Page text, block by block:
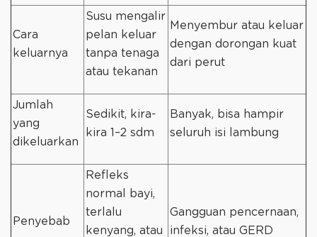
Cara
keluarnya
Susu mengalir
pelan keluar
tanpa tenaga
atau tekanan
Menyembur atau keluar
dengan dorongan kuat
dari perut
Jumlah
yang
dikeluarkan
Sedikit, kira-
kira 1–2 sdm
Banyak, bisa hampir
seluruh isi lambung
Penyebab
Refleks
normal bayi,
terlalu
kenyang, atau
Gangguan pencernaan,
infeksi, atau GERD